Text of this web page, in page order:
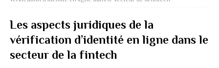
Les aspects juridiques de la
vérification d’identité en ligne dans le
secteur de la fintech